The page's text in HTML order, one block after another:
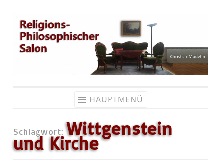
Zum
Inhalt
springen
HAUPTMENÜ
Schlagwort:Wittgenstein
und Kirche